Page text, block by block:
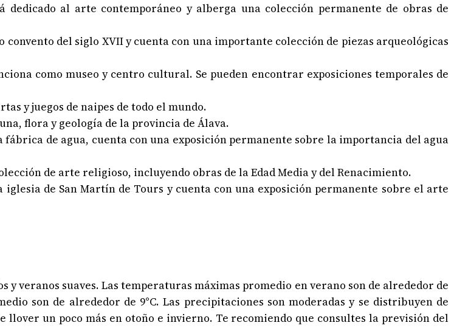
dedicado al arte contemporáneo y alberga una colección permanente de obras de
convento del siglo XVII y cuenta con una importante colección de piezas arqueológicas
como museo y centro cultural. Se pueden encontrar exposiciones temporales de
y juegos de naipes de todo el mundo.
flora y geología de la provincia de Álava.
fábrica de agua, cuenta con una exposición permanente sobre la importancia del agua
de arte religioso, incluyendo obras de la Edad Media y del Renacimiento.
iglesia de San Martín de Tours y cuenta con una exposición permanente sobre el arte
veranos suaves. Las temperaturas máximas promedio en verano son de alrededor de
son de alrededor de 9°C. Las precipitaciones son moderadas y se distribuyen de
un poco más en otoño e invierno. Te recomiendo que consultes la previsión del